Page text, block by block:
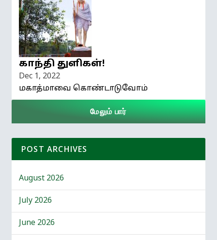
காந்தி துளிகள்!
Dec 1, 2022
மகாத்மாவை கொண்டாடுவோம்
மேலும் பார்
POST ARCHIVES
August 2026
July 2026
June 2026